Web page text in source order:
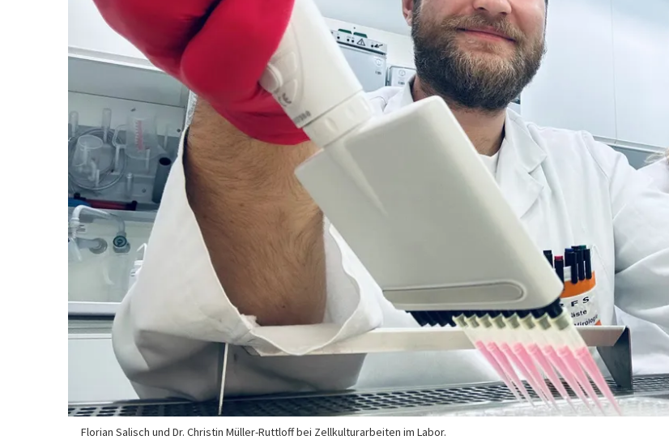
Florian Salisch und Dr. Christin Müller-Ruttloff bei Zellkulturarbeiten im Labor.